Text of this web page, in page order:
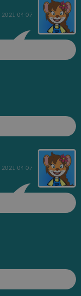
2021-04-07
2021-04-07